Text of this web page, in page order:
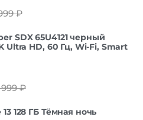
₽
SDX 65U4121 черный
Ultra HD, 60 Гц, Wi-Fi, Smart
₽
128 ГБ Тёмная ночь